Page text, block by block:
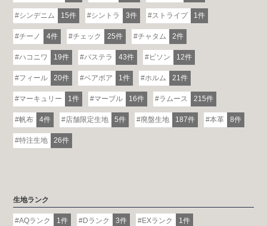
シンデニム 15件 シントラ 3件 ストライプ 1件
チーノ 4件 チェック 25件 チャタム 2件
ハコニワ 19件 パステラ 43件 ビソン 12件
フィール 20件 ベアボア 1件 ホルム 21件
マーキュリー 1件 マーブル 16件 ラムース 215件
帆布 4件 店舗限定生地 5件 廃盤生地 187件 本革 8件
特注生地 26件
生地ランク
AQランク 1件 Dランク 3件 EXランク 1件